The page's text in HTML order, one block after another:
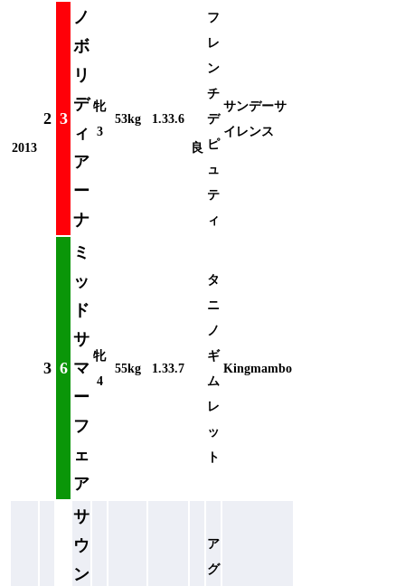
2013 良
2 3
ノ
ボ
リ
デ
ィ
ア
ー
ナ
牝
3
53kg 1.33.6
フ
レ
ン
チ
デ
ピ
ュ
テ
ィ
サンデーサ
イレンス
3 6
ミ
ッ
ド
サ
マ
ー
フ
ェ
ア
牝
4
55kg 1.33.7
タ
ニ
ノ
ギ
ム
レ
ッ
ト
Kingmambo
サ
ウ
ン
ア
グ